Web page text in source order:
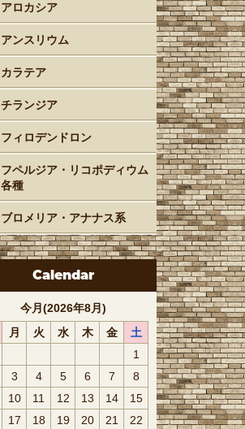
アロカシア
アンスリウム
カラテア
チランジア
フィロデンドロン
フペルジア・リコポディウム
各種
ブロメリア・アナナス系
Calendar
今月(2026年8月)
月 火 水 木 金
土
1
3 4 5 6 7
8
10 11 12 13 14
15
17 18 19 20 21
22